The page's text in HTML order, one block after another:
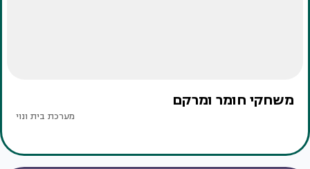
משחקי חומר ומרקם
מערכת בית ונוי